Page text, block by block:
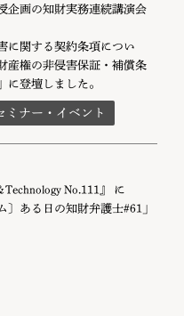
企画の知財実務連続講演会
に関する契約条項につい
産権の非侵害保証・補償条
に登壇しました。
ミナー・イベント
No.111』 に
〕ある日の知財弁護士#61」